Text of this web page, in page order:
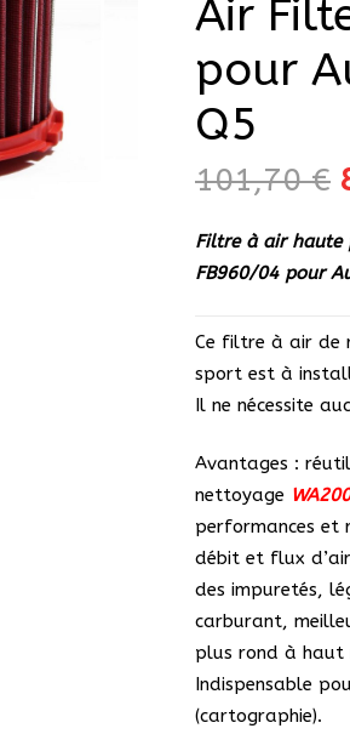
Air
pour
Q5
101,70€
Filtre à air haute
FB960/04 pour
Ce filtre à air de
sport est à
Il ne nécessite
Avantages :
nettoyage
performances et
débit et flux
des impuretés,
carburant,
plus rond à haut
Indispensable
(cartographie).